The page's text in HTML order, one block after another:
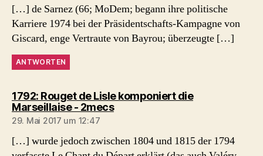
[…] de Sarnez (66; MoDem; begann ihre politische
Karriere 1974 bei der Präsidentschafts-Kampagne von
Giscard, enge Vertraute von Bayrou; überzeugte […]
ANTWORTEN
1792: Rouget de Lisle komponiert die
Marseillaise - 2mecssagt:
29. Mai 2017 um 12:47
[…] wurde jedoch zwischen 1804 und 1815 der 1794